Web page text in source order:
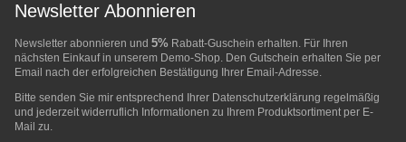
Newsletter Abonnieren
Newsletter abonnieren und 5% Rabatt-Guschein erhalten. Für Ihren
nächsten Einkauf in unserem Demo-Shop. Den Gutschein erhalten Sie per
Email nach der erfolgreichen Bestätigung Ihrer Email-Adresse.
Bitte senden Sie mir entsprechend Ihrer Datenschutzerklärung regelmäßig
und jederzeit widerruflich Informationen zu Ihrem Produktsortiment per E-
Mail zu.